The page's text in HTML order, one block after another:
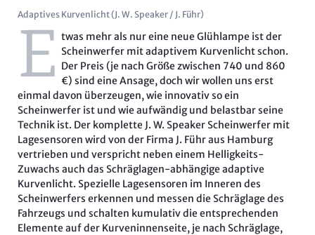
Adaptives Kurvenlicht (J. W. Speaker / J. Führ)
E twas mehr als nur eine neue Glühlampe ist der
Scheinwerfer mit adaptivem Kurvenlicht schon.
Der Preis (je nach Größe zwischen 740 und 860
€) sind eine Ansage, doch wir wollen uns erst
einmal davon überzeugen, wie innovativ so ein
Scheinwerfer ist und wie aufwändig und belastbar seine
Technik ist. Der komplette J. W. Speaker Scheinwerfer mit
Lagesensoren wird von der Firma J. Führ aus Hamburg
vertrieben und verspricht neben einem Helligkeits-
Zuwachs auch das Schräglagen-abhängige adaptive
Kurvenlicht. Spezielle Lagesensoren im Inneren des
Scheinwerfers erkennen und messen die Schräglage des
Fahrzeugs und schalten kumulativ die entsprechenden
Elemente auf der Kurveninnenseite, je nach Schräglage,